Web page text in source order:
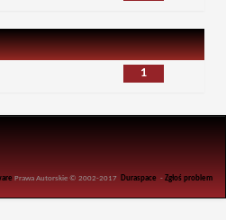
1
Prawa Autorskie © 2002-2017 Duraspace -Zgłoś problem